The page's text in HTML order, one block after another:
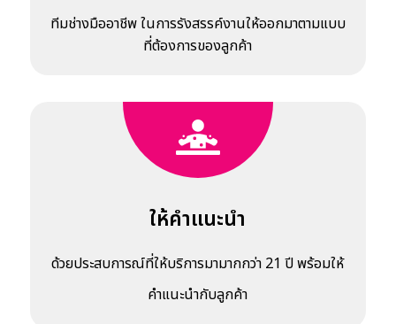
ทีมช่างมืออาชีพ ในการรังสรรค์งานให้ออกมาตามแบบ
ที่ต้องการของลูกค้า
ให้คำแนะนำ
ด้วยประสบการณ์ที่ให้บริการมามากกว่า 21 ปี พร้อมให้
คำแนะนำกับลูกค้า